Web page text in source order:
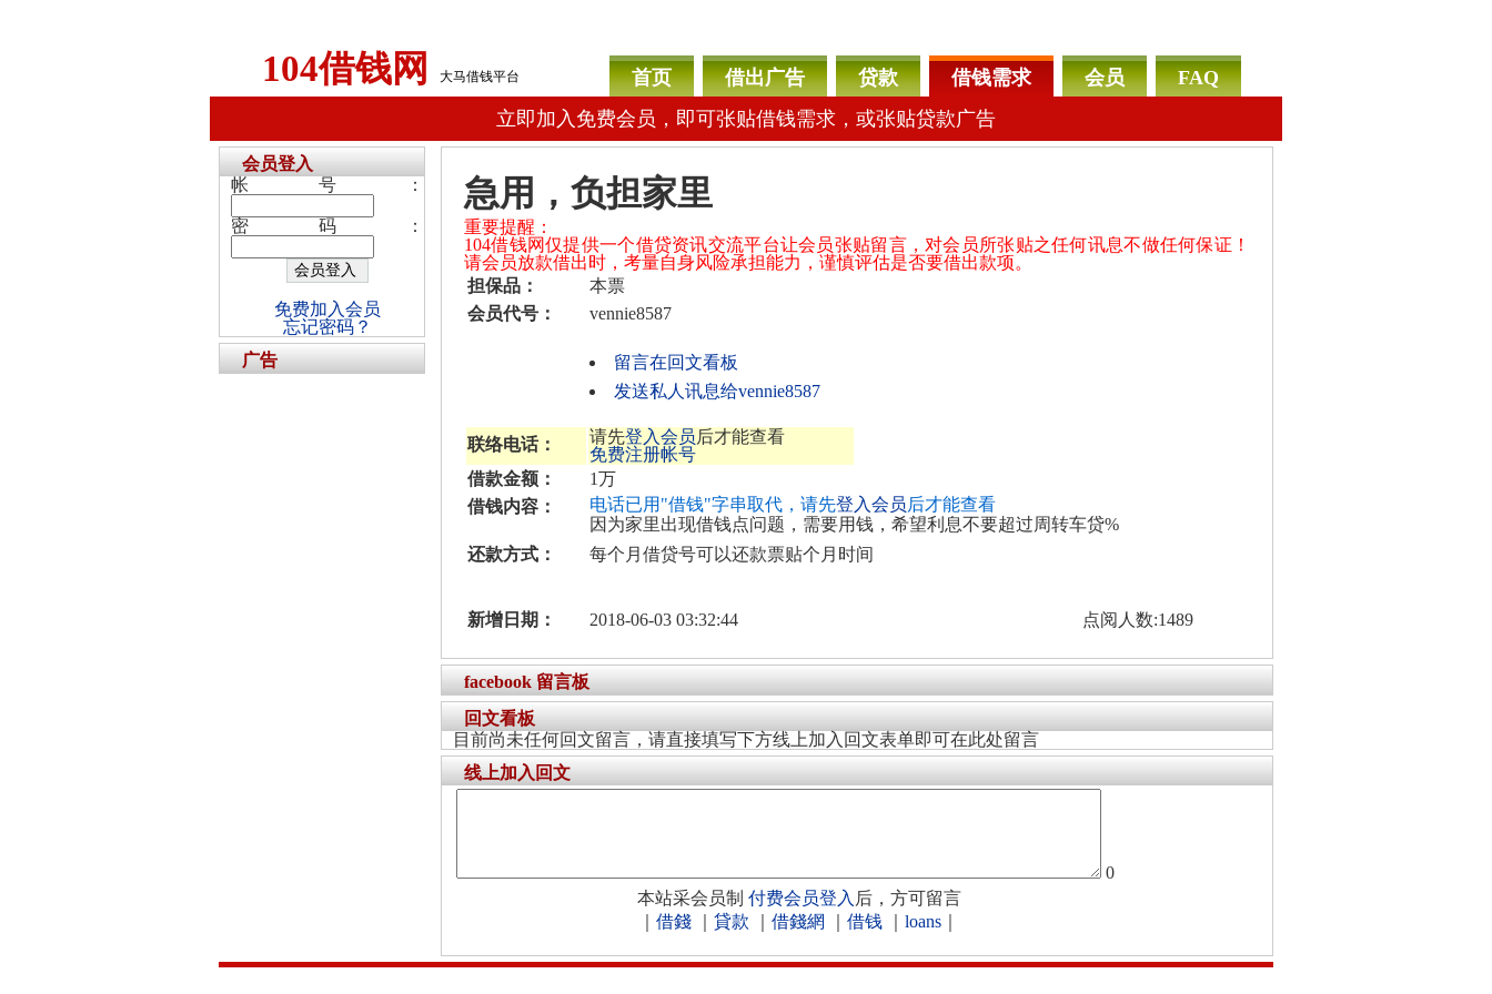
104借钱网 大马借钱平台 首页 借出广告 贷款 借钱需求 会员
FAQ
立即加入免费会员，即可张贴借钱需求，或张贴贷款广告
急用，负担家里
重要提醒：
104借钱网仅提供一个借贷资讯交流平台让会员张贴留言，对会员所张贴之任何讯息不做任何保证！
请会员放款借出时，考量自身风险承担能力，谨慎评估是否要借出款项。
担保品：
本票
会员代号：
vennie8587
留言在回文看板
发送私人讯息给vennie8587
联络电话： 请先登入会员后才能查看
免费注册帐号
借款金额：
1万
借钱内容：
电话已用"借钱"字串取代，请先登入会员后才能查看
因为家里出现借钱点问题，需要用钱，希望利息不要超过周转车贷%
还款方式：
每个月借贷号可以还款票贴个月时间
新增日期： 2018-06-03 03:32:44 点阅人数:1489
facebook 留言板
回文看板
目前尚未任何回文留言，请直接填写下方线上加入回文表单即可在此处留言
线上加入回文
0
本站采会员制 付费会员登入 后，方可留言
借錢 貸款 借錢網 借钱 loans
会员登入
帐号：
密码：
免费加入会员
忘记密码？
广告